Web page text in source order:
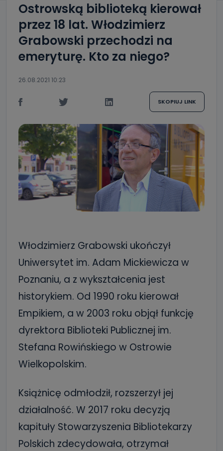
Ostrowską biblioteką kierował
przez 18 lat. Włodzimierz
Grabowski przechodzi na
emeryturę. Kto za niego?
26.08.2021 10:23
SKOPIUJ LINK
Włodzimierz Grabowski ukończył
Uniwersytet im. Adam Mickiewicza w
Poznaniu, a z wykształcenia jest
historykiem. Od 1990 roku kierował
Empikiem, a w 2003 roku objął funkcję
dyrektora Biblioteki Publicznej im.
Stefana Rowińskiego w Ostrowie
Wielkopolskim.
Książnicę odmłodził, rozszerzył jej
działalność. W 2017 roku decyzją
kapituły Stowarzyszenia Bibliotekarzy
Polskich zdecydowała, otrzymał